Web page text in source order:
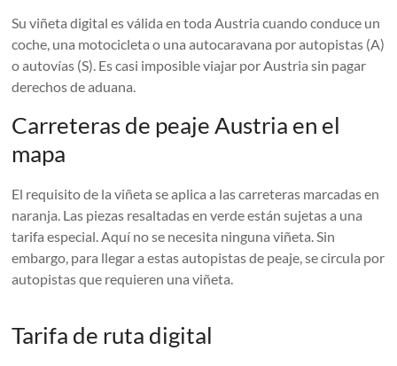
Su viñeta digital es válida en toda Austria cuando conduce un
coche, una motocicleta o una autocaravana por autopistas (A)
o autovías (S). Es casi imposible viajar por Austria sin pagar
derechos de aduana.
Carreteras de peaje Austria en el
mapa
El requisito de la viñeta se aplica a las carreteras marcadas en
naranja. Las piezas resaltadas en verde están sujetas a una
tarifa especial. Aquí no se necesita ninguna viñeta. Sin
embargo, para llegar a estas autopistas de peaje, se circula por
autopistas que requieren una viñeta.
Tarifa de ruta digital